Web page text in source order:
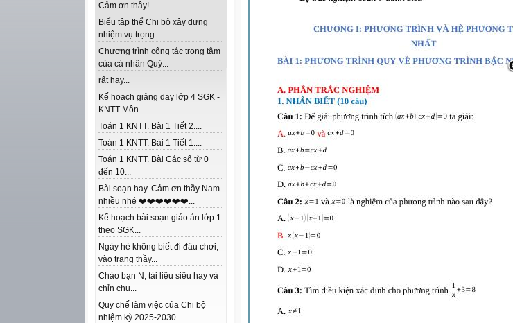
Cảm ơn thầy!...
Biểu tập thể Chi bộ xây dựng
nhiệm vụ trọng...
Chương trình công tác trọng tâm
của cá nhân Quý...
rất hay...
Kế hoạch giảng dạy lớp 4 SGK -
KNTT Môn...
Toán 1 KNTT. Bài 1 Tiết 2....
Toán 1 KNTT. Bài 1 Tiết 1....
Toán 1 KNTT. Bài Các số từ 0
đến 10...
Bài soạn hay. Cảm ơn thầy Nam
nhiều nhé ❤️❤️❤️❤️❤️❤️...
Kế hoạch bài soạn giáo án lớp 1
theo SGK...
Ngày hè không biết đi đâu chơi,
vào trang thầy...
Chào bạn N, tài liệu siêu hay và
chỉn chu...
Quy chế làm việc của Chi bộ
nhiệm kỳ 2025-2030...